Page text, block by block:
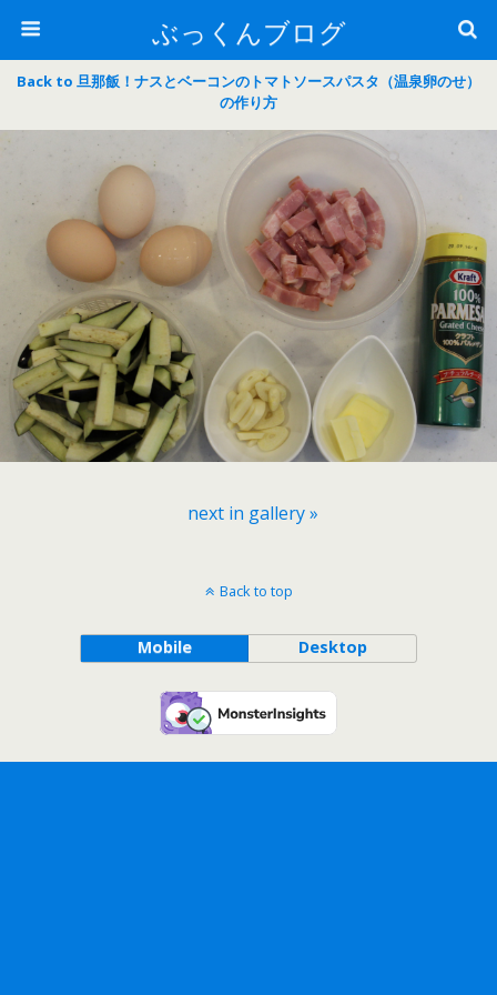
ぶっくんブログ
Back to 旦那飯！ナスとベーコンのトマトソースパスタ（温泉卵のせ）
の作り方
next in gallery »
Back to top
Mobile Desktop